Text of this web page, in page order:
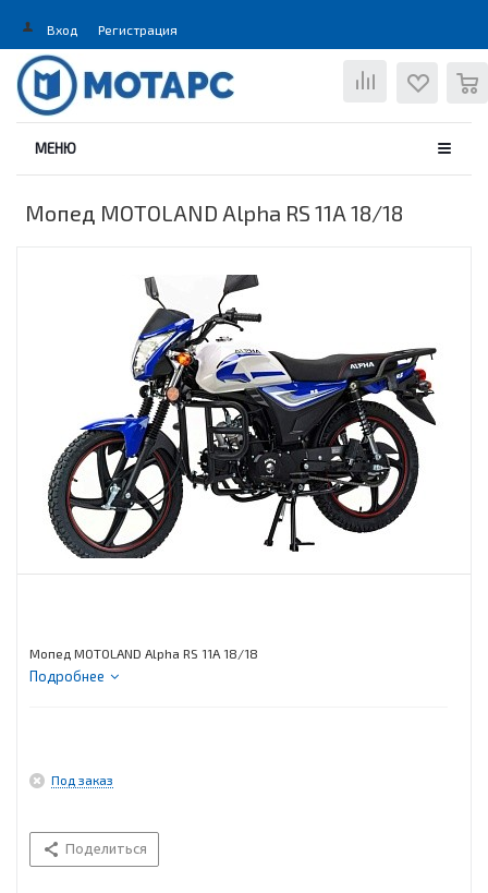
Вход Регистрация
МЕНЮ
Мопед MOTOLAND Alpha RS 11А 18/18
Мопед MOTOLAND Alpha RS 11А 18/18
Подробнее
Под заказ
Поделиться